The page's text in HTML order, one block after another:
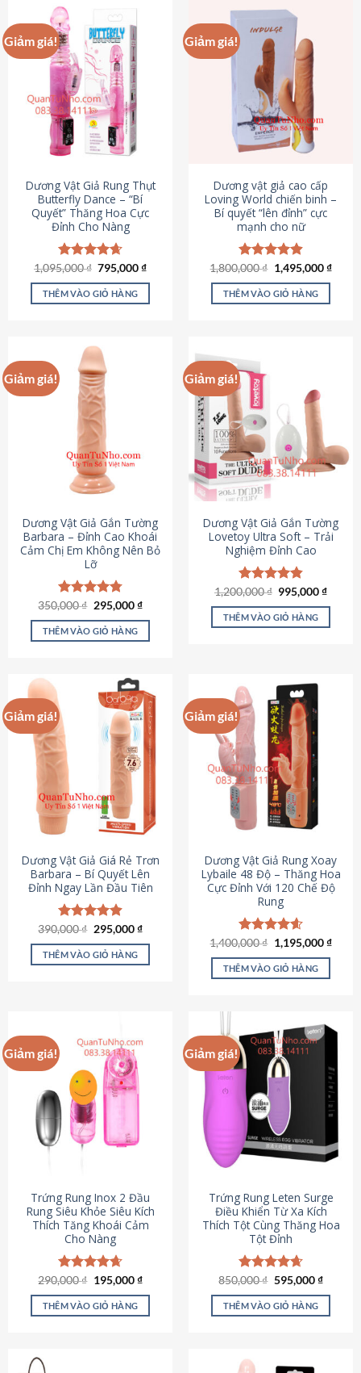
Giảm giá!
Dương Vật Giả Rung Thụt
Butterfly Dance – “Bí
Quyết” Thăng Hoa Cực
Đỉnh Cho Nàng
Được xếp
hạng4.65
5 sao
1,095,000₫ Giá
là:
1,095,000 ₫.
795,000₫Giá
tại
THÊM VÀO GIỎ HÀNG
Giảm giá!
Dương vật giả cao cấp
Loving World chiến binh –
Bí quyết “lên đỉnh” cực
mạnh cho nữ
Được xếp
hạng4.89
5 sao
1,800,000₫ Giá
gốc
là:
1,800,000 ₫.
1,495,000₫Giá
THÊM VÀO GIỎ HÀNG
Giảm giá!
Dương Vật Giả Gắn Tường
Barbara – Đỉnh Cao Khoái
Cảm Chị Em Không Nên Bỏ
Lỡ
Được xếp
hạng4.79
5 sao
350,000₫ Giá
là:
350,000 ₫.
295,000₫Giá
tại
THÊM VÀO GIỎ HÀNG
Giảm giá!
Dương Vật Giả Gắn Tường
Lovetoy Ultra Soft – Trải
Nghiệm Đỉnh Cao
Được xếp
hạng4.82
5 sao
1,200,000₫ Giá
là:
1,200,000 ₫.
995,000₫Giá
tại
THÊM VÀO GIỎ HÀNG
Giảm giá!
Dương Vật Giả Giá Rẻ Trơn
Barbara – Bí Quyết Lên
Đỉnh Ngay Lần Đầu Tiên
Được xếp
hạng4.90
5 sao
390,000₫ Giá
là:
390,000 ₫.
295,000₫Giá
tại
THÊM VÀO GIỎ HÀNG
Giảm giá!
Dương Vật Giả Rung Xoay
Lybaile 48 Độ – Thăng Hoa
Cực Đỉnh Với 120 Chế Độ
Rung
Được xếp
hạng4.62
5 sao
1,400,000₫ Giá
gốc
là:
1,400,000 ₫.
1,195,000₫Giá
THÊM VÀO GIỎ HÀNG
Giảm giá!
Trứng Rung Inox 2 Đầu
Rung Siêu Khỏe Siêu Kích
Thích Tăng Khoái Cảm
Cho Nàng
Được xếp
hạng4.64
5 sao
290,000₫ Giá
là:
290,000 ₫.
195,000₫Giá
tại
THÊM VÀO GIỎ HÀNG
Giảm giá!
Trứng Rung Leten Surge
Điều Khiển Từ Xa Kích
Thích Tột Cùng Thăng Hoa
Tột Đỉnh
Được xếp
hạng4.69
5 sao
850,000₫ Giá
là:
850,000 ₫.
595,000₫Giá
tại
THÊM VÀO GIỎ HÀNG